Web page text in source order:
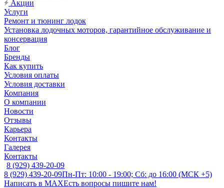
Акции
Услуги
Ремонт и тюнинг лодок
Установка лодочных моторов, гарантийное обслуживание и
консервация
Блог
Бренды
Как купить
Условия оплаты
Условия доставки
Компания
О компании
Новости
Отзывы
Карьера
Контакты
Галерея
Контакты
8 (929) 439-20-09
8 (929) 439-20-09Пн-Пт: 10:00 - 19:00; Сб: до 16:00 (МСК +5)
Написать в MAXЕсть вопросы пишите нам!